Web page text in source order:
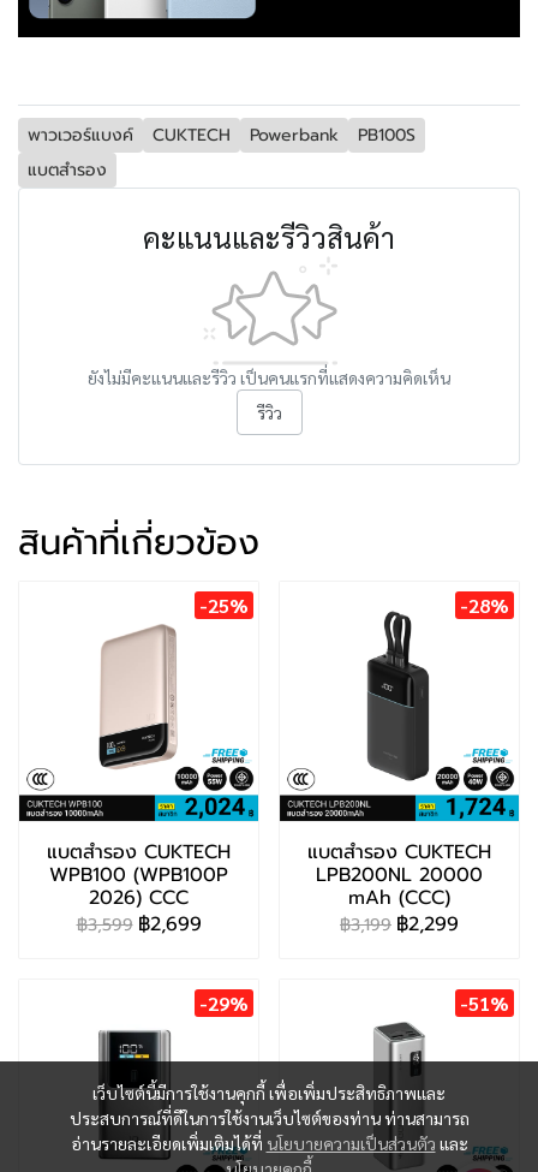
พาวเวอร์แบงค์ CUKTECH Powerbank
PB100S
แบตสำรอง
คะแนนและรีวิวสินค้า
ยังไม่มีคะแนนและรีวิว เป็นคนแรกที่แสดงความคิดเห็น
รีวิว
สินค้าที่เกี่ยวข้อง
-25%
แบตสำรอง CUKTECH
WPB100 (WPB100P
2026) CCC
฿3,599 ฿2,699
-28%
แบตสำรอง CUKTECH
LPB200NL 20000
mAh (CCC)
฿3,199 ฿2,299
-29% -51%
เว็บไซต์นี้มีการใช้งานคุกกี้ เพื่อเพิ่มประสิทธิภาพและ
ประสบการณ์ที่ดีในการใช้งานเว็บไซต์ของท่าน ท่านสามารถ
อ่านรายละเอียดเพิ่มเติมได้ที่ นโยบายความเป็นส่วนตัว และ